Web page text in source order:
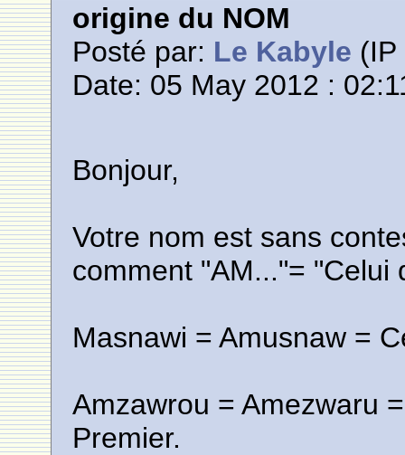
origine du NOM
Posté par: Le Kabyle
Date: 05 May 2012 :
Bonjour,
Votre nom est sans
comment "AM..."= "Celui
Masnawi = Amusnaw =
Amzawrou = Amezwaru
Premier.